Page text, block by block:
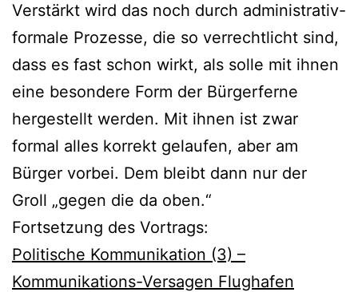
Verstärkt wird das noch durch administrativ-
formale Prozesse, die so verrechtlicht sind,
dass es fast schon wirkt, als solle mit ihnen
eine besondere Form der Bürgerferne
hergestellt werden. Mit ihnen ist zwar
formal alles korrekt gelaufen, aber am
Bürger vorbei. Dem bleibt dann nur der
Groll „gegen die da oben.“
Fortsetzung des Vortrags:
Politische Kommunikation (3) –
Kommunikations-Versagen Flughafen